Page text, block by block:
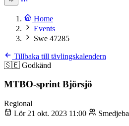
Home
Events
Swe 47285
Tillbaka till tävlingskalendern
🇸🇪 Godkänd
MTBO-sprint Björsjö
Regional
Lör 21 okt. 2023 11:00